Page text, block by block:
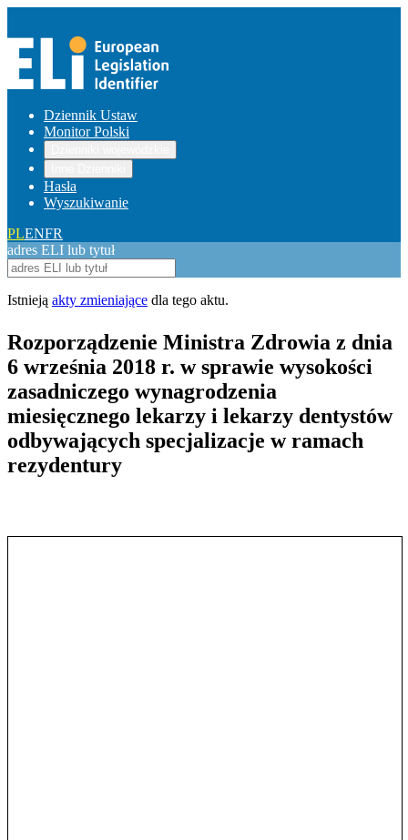
Dziennik Ustaw
Monitor Polski
Hasła
Wyszukiwanie
PLENFR
adres ELI lub tytuł
Istnieją akty zmieniające dla tego aktu.
Rozporządzenie Ministra Zdrowia z dnia
6 września 2018 r. w sprawie wysokości
zasadniczego wynagrodzenia
miesięcznego lekarzy i lekarzy dentystów
odbywających specjalizacje w ramach
rezydentury